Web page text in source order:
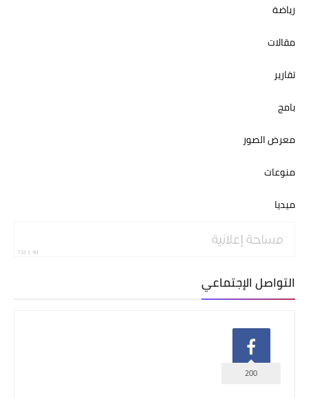
رياضة
مقالات
تقارير
بامج
معرض الصور
منوعات
ميديا
التواصل الإجتماعي
200